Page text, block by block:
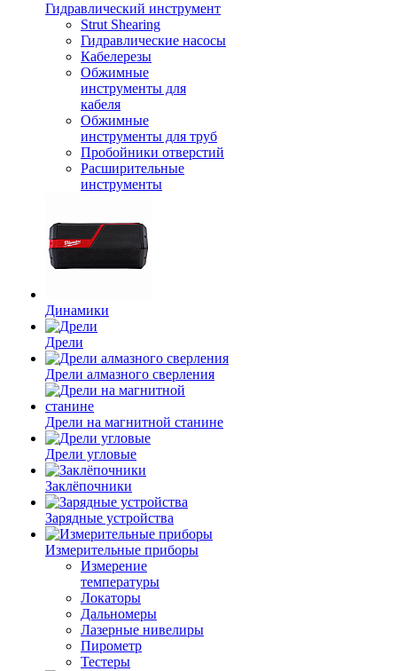
Гидравлический инструмент
Strut Shearing
Гидравлические насосы
Кабелерезы
Обжимные
инструменты для
кабеля
Обжимные
инструменты для труб
Пробойники отверстий
Расширительные
инструменты
Динамики
Дрели
Дрели алмазного сверления
Дрели на магнитной станине
Дрели угловые
Заклёпочники
Зарядные устройства
Измерительные приборы
Измерение
температуры
Локаторы
Дальномеры
Лазерные нивелиры
Пирометр
Тестеры